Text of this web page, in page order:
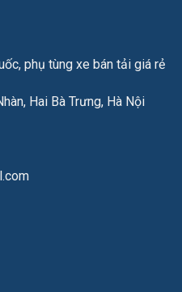
phụ tùng xe bán tải giá rẻ
Hai Bà Trưng, Hà Nội